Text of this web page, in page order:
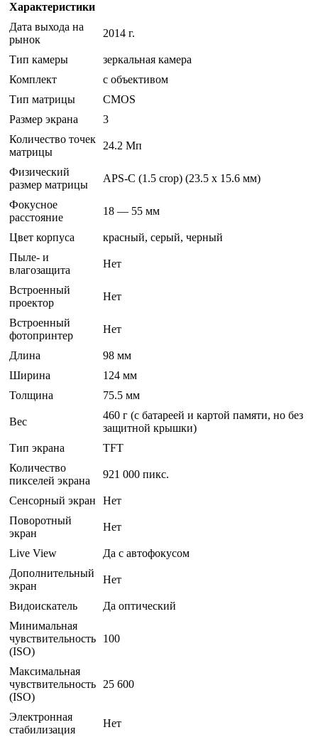
Характеристики
Дата выхода на
рынок
2014 г.
Тип камеры
зеркальная камера
Комплект
с объективом
Тип матрицы
CMOS
Размер экрана
3
Количество точек
матрицы
24.2 Мп
Физический
размер матрицы
APS-C (1.5 crop) (23.5 x 15.6 мм)
Фокусное
расстояние
18 — 55 мм
Цвет корпуса
красный, серый, черный
Пыле- и
влагозащита
Нет
Встроенный
проектор
Нет
Встроенный
фотопринтер
Нет
Длина
98 мм
Ширина
124 мм
Толщина
75.5 мм
Вес
460 г (с батареей и картой памяти, но без
защитной крышки)
Тип экрана
TFT
Количество
пикселей экрана
921 000 пикс.
Сенсорный экран
Нет
Поворотный
экран
Нет
Live View
Да с автофокусом
Дополнительный
экран
Нет
Видоискатель
Да оптический
Минимальная
чувствительность
(ISO)
100
Максимальная
чувствительность
(ISO)
25 600
Электронная
стабилизация
Нет